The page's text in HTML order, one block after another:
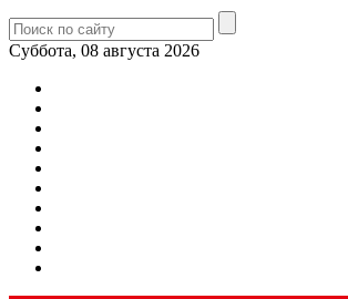
Суббота, 08 августа 2026